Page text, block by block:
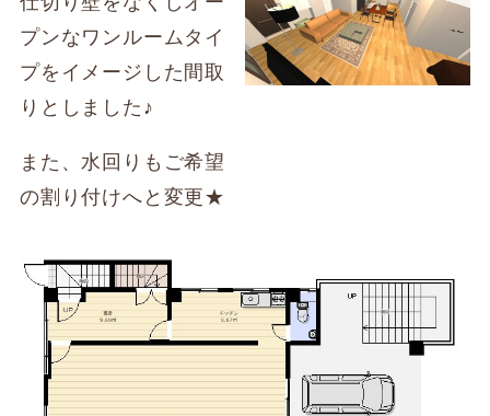
プンなワンルームタイ
プをイメージした間取
りとしました♪
また、水回りもご希望
の割り付けへと変更★